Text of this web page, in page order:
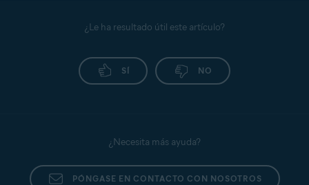
¿Le ha resultado útil este artículo?
SÍ NO
¿Necesita más ayuda?
PÓNGASE EN CONTACTO CON NOSOTROS